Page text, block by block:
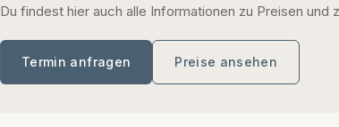
Du findest hier auch alle Informationen zu Preisen und
Termin anfragen Preise ansehen